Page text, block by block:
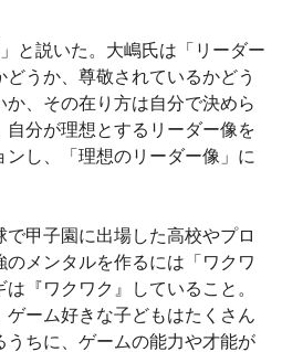
と説いた。大嶋氏は「リーダー
うか、尊敬されているかどう
、その在り方は自分で決めら
分が理想とするリーダー像を
し、「理想のリーダー像」に
甲子園に出場した高校やプロ
メンタルを作るには「ワクワ
『ワクワク』していること。
ーム好きな子どもはたくさん
ちに、ゲームの能力や才能が